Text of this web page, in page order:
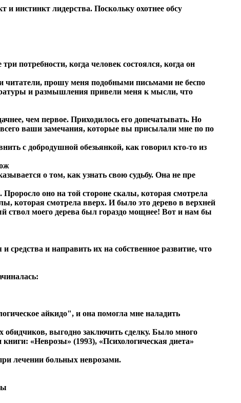
инстинкт лидерства. Поскольку охотнее обсу
потребности, когда человек состоялся, когда он
прошу меня подобными письмами не беспо
и размышления привели меня к мысли, что
чем первое. Приходилось его допечатывать. Но
ваши замечания, которые вы присылали мне по по
с добродушной обезьянкой, как говорил кто-то из
о том, как узнать свою судьбу. Она не пре
оно на той стороне скалы, которая смотрела
которая смотрела вверх. И было это дерево в верхней
моего дерева был гораздо мощнее! Вот и нам бы
и направить их на собственное развитие, что
айкидо", и она помогла мне наладить
обидчиков, выгодно заключить сделку. Было много
«Неврозы» (1993), «Психологическая диета»
лечении больных неврозами.